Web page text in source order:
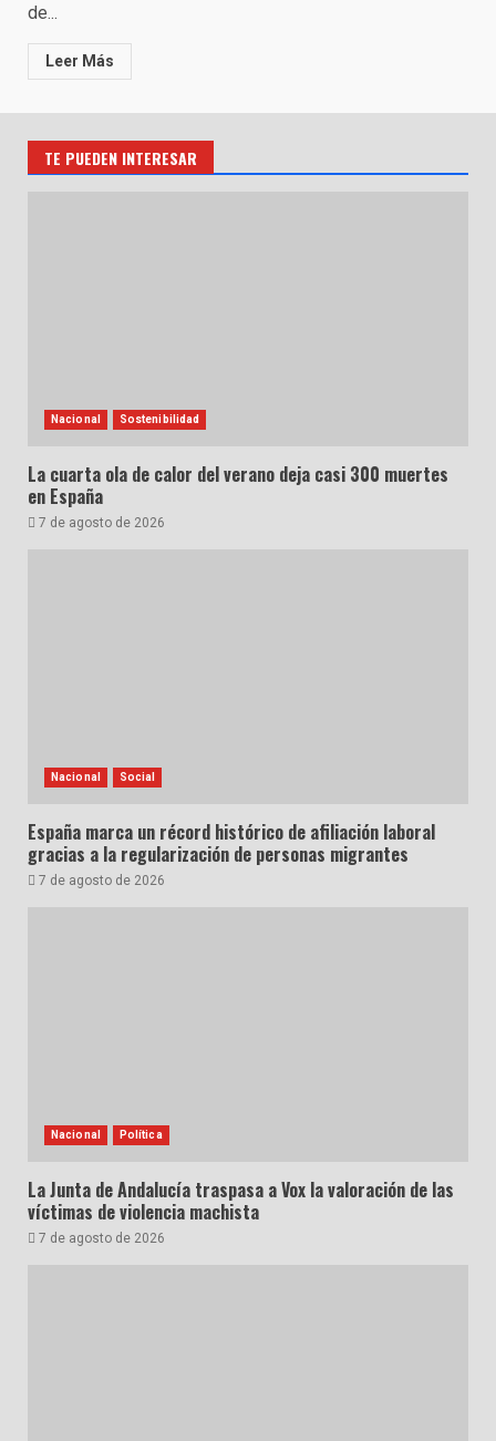
de...
Leer Más
TE PUEDEN INTERESAR
Nacional Sostenibilidad
La cuarta ola de calor del verano deja casi 300 muertes
en España
7 de agosto de 2026
Nacional Social
España marca un récord histórico de afiliación laboral
gracias a la regularización de personas migrantes
7 de agosto de 2026
Nacional Política
La Junta de Andalucía traspasa a Vox la valoración de las
víctimas de violencia machista
7 de agosto de 2026